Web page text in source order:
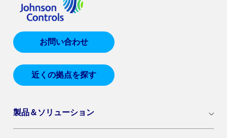
お問い合わせ
近くの拠点を探す
製品＆ソリューション